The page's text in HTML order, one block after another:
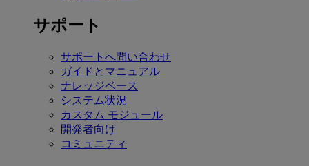
サポート
サポートへ問い合わせ
ガイドとマニュアル
ナレッジベース
システム状況
カスタム モジュール
開発者向け
コミュニティ